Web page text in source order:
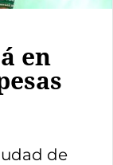
en
de